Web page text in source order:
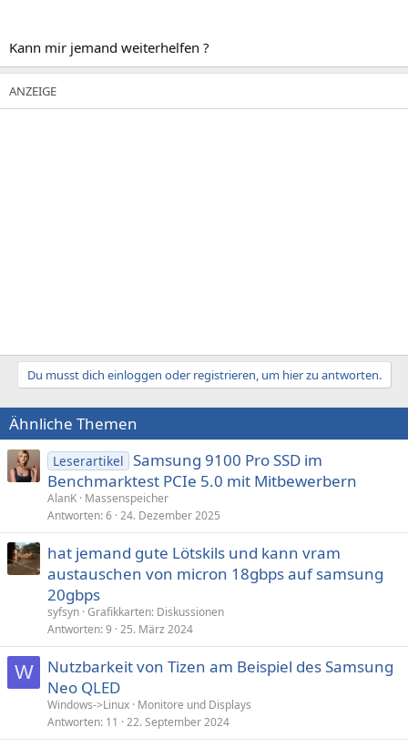
Kann mir jemand weiterhelfen ?
Du musst dich einloggen oder registrieren, um hier zu antworten.
Ähnliche Themen
Leserartikel Samsung 9100 Pro SSD im
Benchmarktest PCIe 5.0 mit Mitbewerbern
AlanK Massenspeicher
Antworten 6 24. Dezember 2025
hat jemand gute Lötskils und kann vram
austauschen von micron 18gbps auf samsung
20gbps
syfsyn Grafikkarten: Diskussionen
Antworten 9 25. März 2024
W
Nutzbarkeit von Tizen am Beispiel des Samsung
Neo QLED
Windows->Linux Monitore und Displays
Antworten 11 22. September 2024